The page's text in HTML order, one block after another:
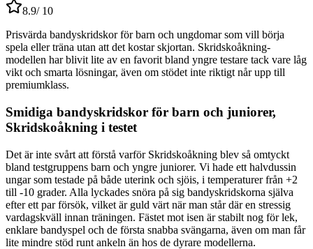
8.9/ 10
Prisvärda bandyskridskor för barn och ungdomar som vill börja
spela eller träna utan att det kostar skjortan. Skridskoåkning-
modellen har blivit lite av en favorit bland yngre testare tack vare låg
vikt och smarta lösningar, även om stödet inte riktigt når upp till
premiumklass.
Smidiga bandyskridskor för barn och juniorer,
Skridskoåkning i testet
Det är inte svårt att förstå varför Skridskoåkning blev så omtyckt
bland testgruppens barn och yngre juniorer. Vi hade ett halvdussin
ungar som testade på både uterink och sjöis, i temperaturer från +2
till -10 grader. Alla lyckades snöra på sig bandyskridskorna själva
efter ett par försök, vilket är guld värt när man står där en stressig
vardagskväll innan träningen. Fästet mot isen är stabilt nog för lek,
enklare bandyspel och de första snabba svängarna, även om man får
lite mindre stöd runt ankeln än hos de dyrare modellerna.